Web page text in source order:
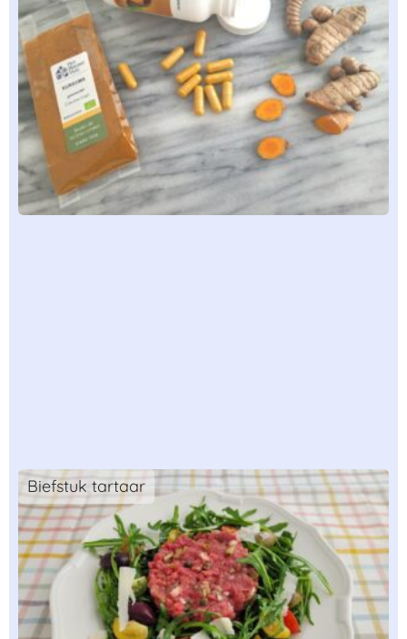
Biefstuk tartaar